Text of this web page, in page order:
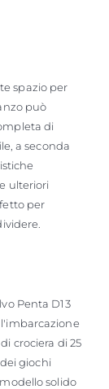
spazio per
può
di
a seconda
ulteriori
per
Penta D13
crociera di 25
giochi
solido